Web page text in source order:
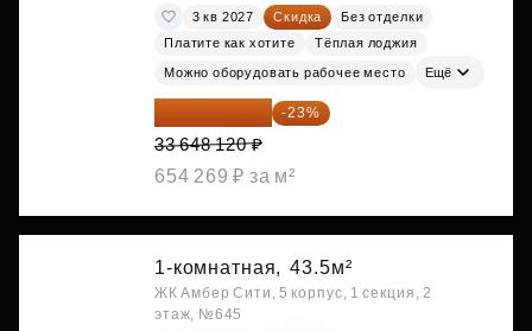
3 кв 2027 Скидка
Без отделки
Платите как хотите
Тёплая лоджия
Можно оборудовать рабочее место Ещё
25 909 052 ₽ -23%
33 648 120 ₽
654 269 ₽ за м²
1-комнатная, 43.5м²
ЖК Амбер Сити, 5 корпус, 1 секция, 2
этаж, №645